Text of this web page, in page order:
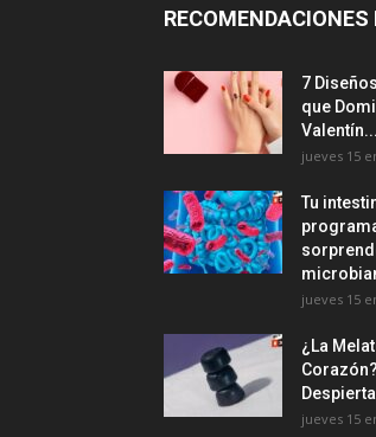
RECOMENDACIONES
7
que
Valentín...
jueves 15
Tu
jueves 15
¿La
jueves 15